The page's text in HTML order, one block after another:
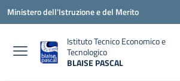
Vai ai contenuti
Vai al menu di navigazione
Vai al footer
Ministero dell'Istruzione e del Merito
Istituto Tecnico Economico e
Tecnologico
BLAISE PASCAL